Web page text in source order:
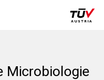
Microbiologie